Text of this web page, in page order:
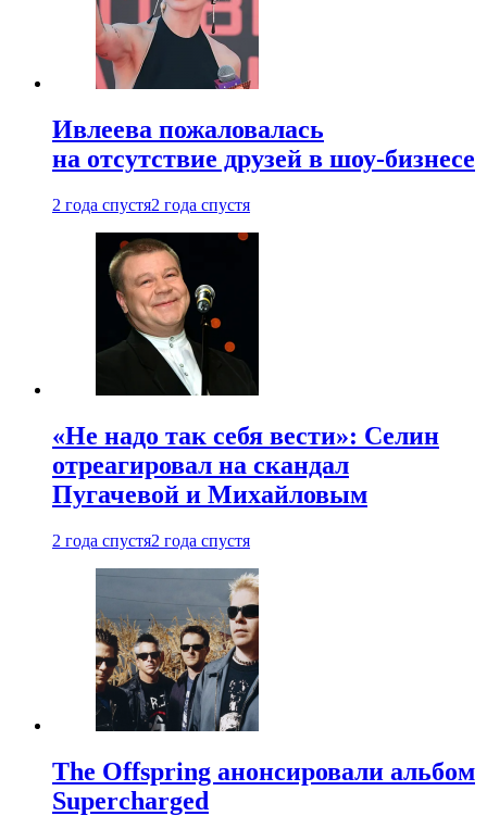
Ивлеева пожаловалась
на отсутствие друзей в шоу-бизнесе
2 года спустя2 года спустя
«Не надо так себя вести»: Селин
отреагировал на скандал
Пугачевой и Михайловым
2 года спустя2 года спустя
The Offspring анонсировали альбом
Supercharged